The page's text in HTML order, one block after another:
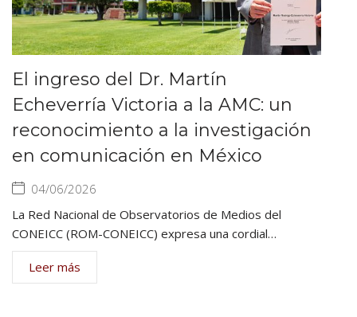
El ingreso del Dr. Martín
Echeverría Victoria a la AMC: un
reconocimiento a la investigación
en comunicación en México
04/06/2026
La Red Nacional de Observatorios de Medios del
CONEICC (ROM-CONEICC) expresa una cordial…
Leer más